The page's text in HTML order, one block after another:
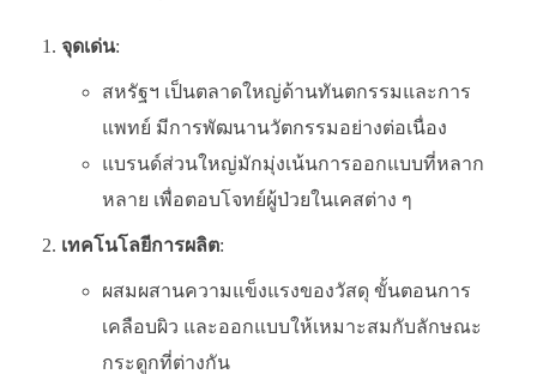
จุดเด่น:
สหรัฐฯ เป็นตลาดใหญ่ด้านทันตกรรมและการ
แพทย์ มีการพัฒนานวัตกรรมอย่างต่อเนื่อง
แบรนด์ส่วนใหญ่มักมุ่งเน้นการออกแบบที่หลาก
หลาย เพื่อตอบโจทย์ผู้ป่วยในเคสต่าง ๆ
เทคโนโลยีการผลิต:
ผสมผสานความแข็งแรงของวัสดุ ขั้นตอนการ
เคลือบผิว และออกแบบให้เหมาะสมกับลักษณะ
กระดูกที่ต่างกัน